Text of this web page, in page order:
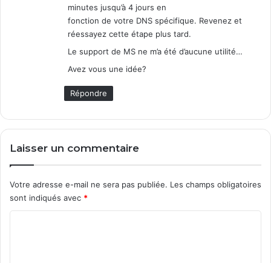
minutes jusqu’à 4 jours en
fonction de votre DNS spécifique. Revenez et
réessayez cette étape plus tard.
Le support de MS ne m’a été d’aucune utilité…
Avez vous une idée?
Répondre
Laisser un commentaire
Votre adresse e-mail ne sera pas publiée. Les champs obligatoires
sont indiqués avec *